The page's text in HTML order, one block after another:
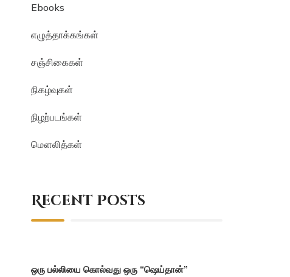
Ebooks
எழுத்தாக்கங்கள்
சஞ்சிகைகள்
நிகழ்வுகள்
நிழற்படங்கள்
மௌலித்கள்
Recent Posts
ஒரு பல்லியை கொல்வது ஒரு “ஷெய்தான்”